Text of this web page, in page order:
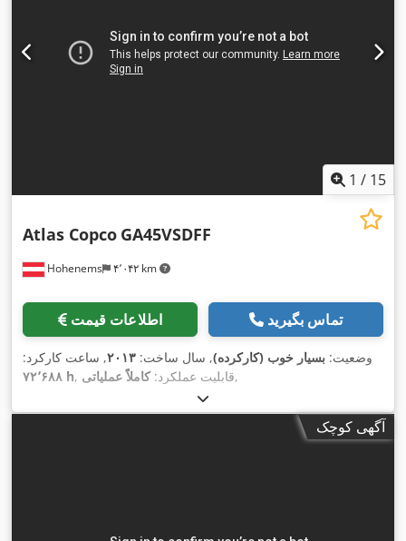
1 / 15
Hohenems ۴٬۰۴۲ km
Atlas Copco GA45VSDFF
اطلاعات قیمت تماس بگیرید
وضعیت: بسیار خوب (کارکرده), سال ساخت: ۲۰۱۳, ساعت کارکرد:
۷۲٬۶۸۸ h
, قابلیت عملکرد:کاملاً عملیاتی ,
آگهی کوچک